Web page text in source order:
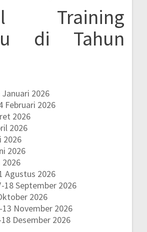
Training
di Tahun
2026
Februari 2026
2026
2026
2026
2026
2026
Agustus 2026
18 September 2026
2026
November 2026
Desember 2026